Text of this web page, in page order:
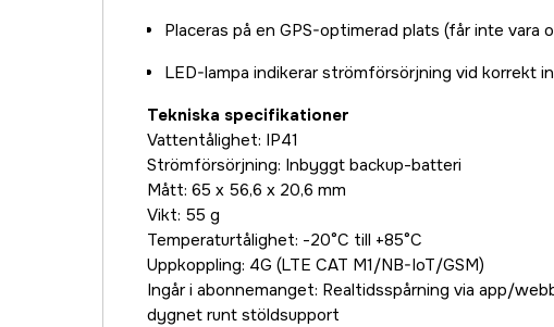
Placeras på en GPS-optimerad plats (får inte vara
LED-lampa indikerar strömförsörjning vid korrekt
Tekniska specifikationer
Vattentålighet: IP41
Strömförsörjning: Inbyggt backup-batteri
Mått: 65 x 56,6 x 20,6 mm
Vikt: 55 g
Temperaturtålighet: -20°C till +85°C
Uppkoppling: 4G (LTE CAT M1/NB-IoT/GSM)
Ingår i abonnemanget: Realtidsspårning via app/
dygnet runt stöldsupport